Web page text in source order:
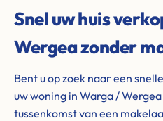
Snel uw huis
Wergea zonder
Bent u op zoek naar een
uw woning in Warga /
tussenkomst van een